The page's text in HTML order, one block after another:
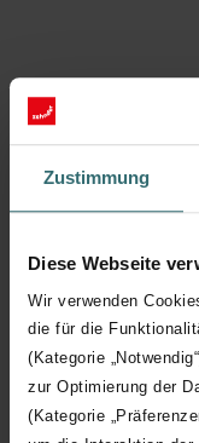
Zustimmung
Diese Webseite
Wir verwenden
die für die
(Kategorie
zur Optimierung der
(Kategorie
Avantages
Large gamme
Une solution
lorsque la
pression.